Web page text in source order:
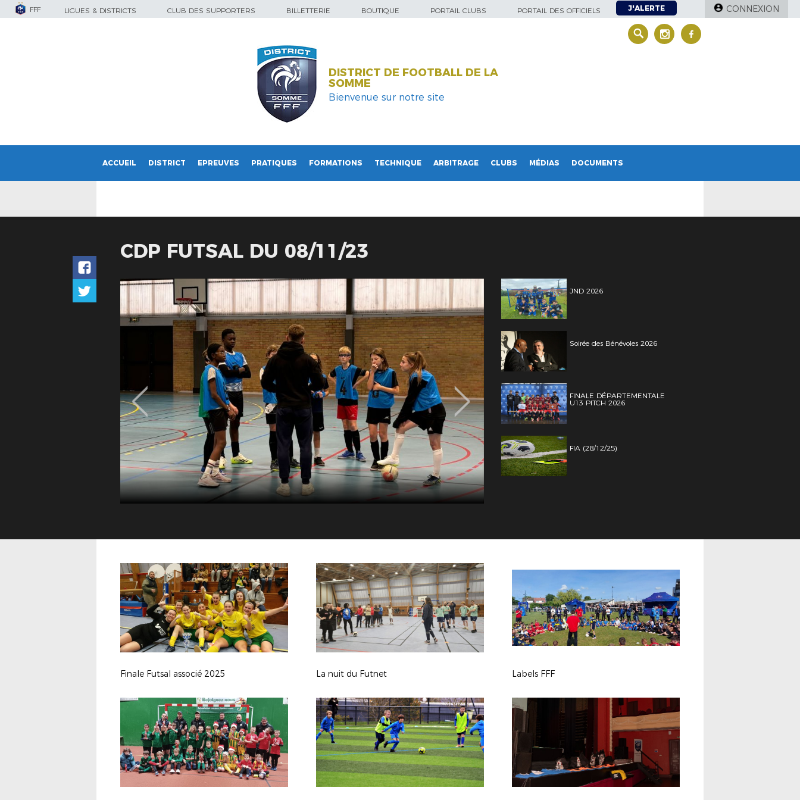
FFF LIGUES & DISTRICTS CLUB DES SUPPORTERS BILLETTERIE BOUTIQUE PORTAIL CLUBS PORTAIL DES OFFICIELS J'ALERTE CONNEXION
DISTRICT DE FOOTBALL DE LA
SOMME
Bienvenue sur notre site
ACCUEIL DISTRICT EPREUVES PRATIQUES FORMATIONS TECHNIQUE ARBITRAGE CLUBS MÉDIAS DOCUMENTS
CDP FUTSAL DU 08/11/23
JND 2026
Soirée des Bénévoles 2026
FINALE DÉPARTEMENTALE
U13 PITCH 2026
FIA (28/12/25)
Finale Futsal associé 2025 La nuit du Futnet Labels FFF